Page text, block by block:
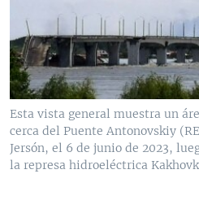
VENEZUELA
BRASIL
NICARAGUA
ECONOMÍA
ENTRETENIMIENTO Y
TECNOLOGÍA
DEPORTES
CIENCIA Y SALUD
MULTIMEDIA
VIDEOS
FOTOGRAFÍA
AUDIOS
PROGRAMAS TV
EL MUNDO AL DÍA
FORO INTERAMERICANO
VISIÓN 360
LAS CLAVES
RADIO
AVANCE INFORMATIVO
AUDIONOTICIAS
BUENOS DÍAS AMÉRICA
DIRECT
DOCUMENTALES DE LA VOA
Learning English
Esta vista general muestra un
cerca del Puente Antonovskiy
Jersón, el 6 de junio de 2023,
la represa hidroeléctrica